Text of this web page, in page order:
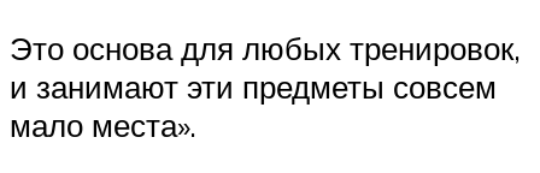
Это основа для любых тренировок,
и занимают эти предметы совсем
мало места».